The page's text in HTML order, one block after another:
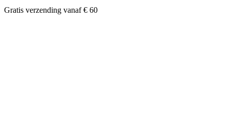
Gratis verzending vanaf € 60